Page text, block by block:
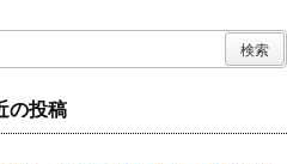
の投稿